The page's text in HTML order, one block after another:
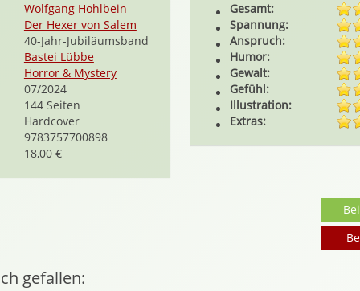
Wolfgang Hohlbein
Der Hexer von Salem
40-Jahr-Jubiläumsband
Bastei Lübbe
Horror & Mystery
07/2024
144 Seiten
Hardcover
9783757700898
18,00 €
Gesamt:
Spannung:
Anspruch:
Humor:
Gewalt:
Gefühl:
Illustration:
Extras:
gefallen: